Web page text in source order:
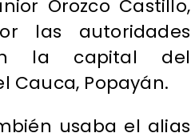
Orozco Castillo,
las autoridades
la capital del
Cauca, Popayán.
usaba el alias